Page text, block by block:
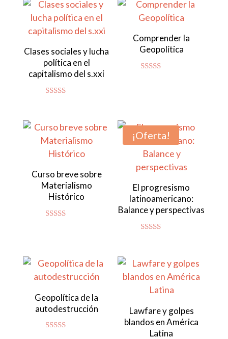
Clases sociales y lucha
política en el
capitalismo del s.xxi
Comprender la
Geopolítica
Curso breve sobre
Materialismo
Histórico
¡Oferta!
El progresismo
latinoamericano:
Balance y perspectivas
Geopolítica de la
autodestrucción
Lawfare y golpes
blandos en América
Latina